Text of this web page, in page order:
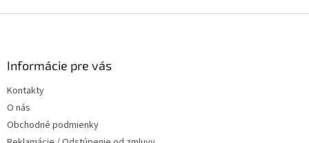
Informácie pre vás
Kontakty
O nás
Obchodné podmienky